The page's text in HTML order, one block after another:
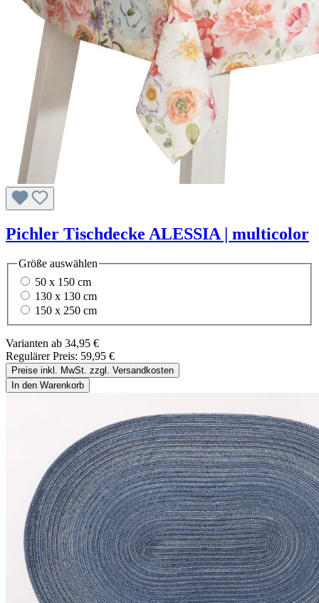
Pichler Tischdecke ALESSIA | multicolor
Größe auswählen
50 x 150 cm
130 x 130 cm
150 x 250 cm
Varianten ab 34,95 €
Regulärer Preis: 59,95 €
Preise inkl. MwSt. zzgl. Versandkosten
In den Warenkorb